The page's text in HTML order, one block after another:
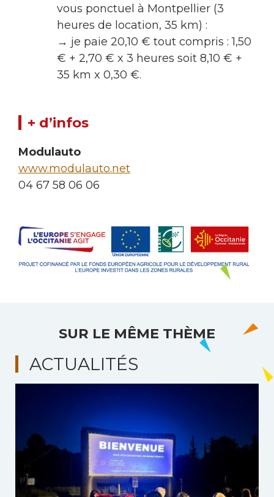
vous ponctuel à Montpellier (3
heures de location, 35 km) :
→ je paie 20,10 € tout compris : 1,50
€ + 2,70 € x 3 heures soit 8,10 € +
35 km x 0,30 €.
+ d’infos
Modulauto
www.modulauto.net
04 67 58 06 06
SUR LE MÊME THÈME
ACTUALITÉS